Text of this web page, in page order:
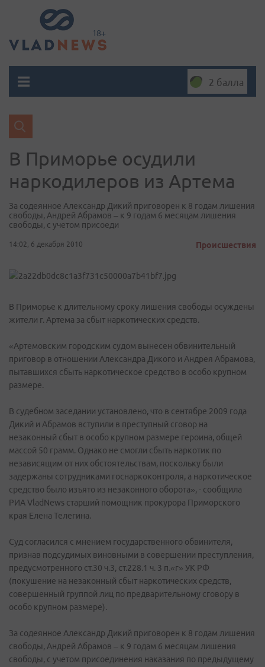
2 балла
В Приморье осудили
наркодилеров из Артема
За содеянное Александр Дикий приговорен к 8 годам лишения
свободы, Андрей Абрамов – к 9 годам 6 месяцам лишения
свободы, с учетом присоеди
14:02, 6 декабря 2010 Происшествия
В Приморье к длительному сроку лишения свободы осуждены
жители г. Артема за сбыт наркотических средств.
«Артемовским городским судом вынесен обвинительный
приговор в отношении Александра Дикого и Андрея Абрамова,
пытавшихся сбыть наркотическое средство в особо крупном
размере.
В судебном заседании установлено, что в сентябре 2009 года
Дикий и Абрамов вступили в преступный сговор на
незаконный сбыт в особо крупном размере героина, общей
массой 50 грамм. Однако не смогли сбыть наркотик по
независящим от них обстоятельствам, поскольку были
задержаны сотрудниками госнаркоконтроля, а наркотическое
средство было изъято из незаконного оборота», - сообщила
РИА VladNews старший помощник прокурора Приморского
края Елена Телегина.
Суд согласился с мнением государственного обвинителя,
признав подсудимых виновными в совершении преступления,
предусмотренного ст.30 ч.3, ст.228.1 ч. 3 п.«г» УК РФ
(покушение на незаконный сбыт наркотических средств,
совершенный группой лиц по предварительному сговору в
особо крупном размере).
За содеянное Александр Дикий приговорен к 8 годам лишения
свободы, Андрей Абрамов – к 9 годам 6 месяцам лишения
свободы, с учетом присоединения наказания по предыдущему